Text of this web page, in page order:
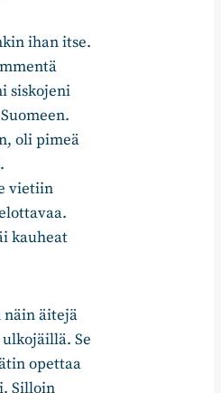
ihan itse.
siskojeni
oli pimeä
vietiin
kauheat
äitejä
Se
opettaa
Silloin